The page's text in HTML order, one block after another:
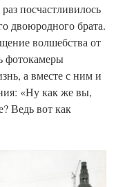
посчастливилось
двоюродного брата.
волшебства от
фотокамеры
а вместе с ним и
«Ну как же вы,
Ведь вот как